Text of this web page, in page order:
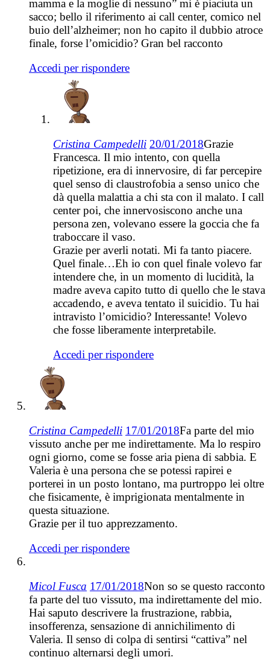
mamma e la moglie di nessuno” mi è piaciuta un
sacco; bello il riferimento ai call center, comico nel
buio dell’alzheimer; non ho capito il dubbio atroce
finale, forse l’omicidio? Gran bel racconto
Accedi per rispondere
Cristina Campedelli 20/01/2018Grazie
Francesca. Il mio intento, con quella
ripetizione, era di innervosire, di far percepire
quel senso di claustrofobia a senso unico che
dà quella malattia a chi sta con il malato. I call
center poi, che innervosiscono anche una
persona zen, volevano essere la goccia che fa
traboccare il vaso.
Grazie per averli notati. Mi fa tanto piacere.
Quel finale…Eh io con quel finale volevo far
intendere che, in un momento di lucidità, la
madre aveva capito tutto di quello che le stava
accadendo, e aveva tentato il suicidio. Tu hai
intravisto l’omicidio? Interessante! Volevo
che fosse liberamente interpretabile.
Accedi per rispondere
Cristina Campedelli 17/01/2018Fa parte del mio
vissuto anche per me indirettamente. Ma lo respiro
ogni giorno, come se fosse aria piena di sabbia. E
Valeria è una persona che se potessi rapirei e
porterei in un posto lontano, ma purtroppo lei oltre
che fisicamente, è imprigionata mentalmente in
questa situazione.
Grazie per il tuo apprezzamento.
Accedi per rispondere
Micol Fusca 17/01/2018Non so se questo racconto
fa parte del tuo vissuto, ma indirettamente del mio.
Hai saputo descrivere la frustrazione, rabbia,
insofferenza, sensazione di annichilimento di
Valeria. Il senso di colpa di sentirsi “cattiva” nel
continuo alternarsi degli umori.